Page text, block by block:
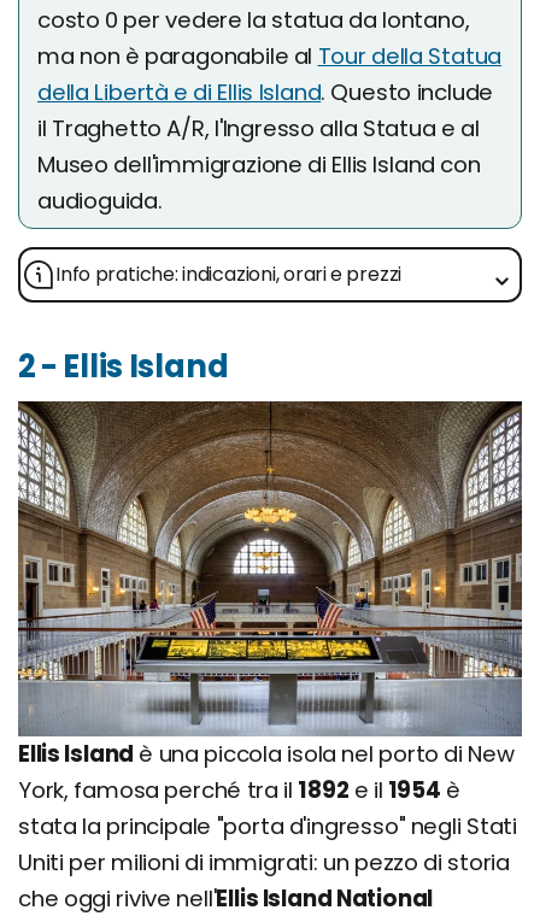
costo 0 per vedere la statua da lontano,
ma non è paragonabile al Tour della Statua
della Libertà e di Ellis Island. Questo include
il Traghetto A/R, l'Ingresso alla Statua e al
Museo dell'immigrazione di Ellis Island con
audioguida.
Info pratiche: indicazioni, orari e prezzi
2 - Ellis Island
Ellis Island è una piccola isola nel porto di New
York, famosa perché tra il 1892 e il 1954 è
stata la principale "porta d'ingresso" negli Stati
Uniti per milioni di immigrati: un pezzo di storia
che oggi rivive nell'Ellis Island National